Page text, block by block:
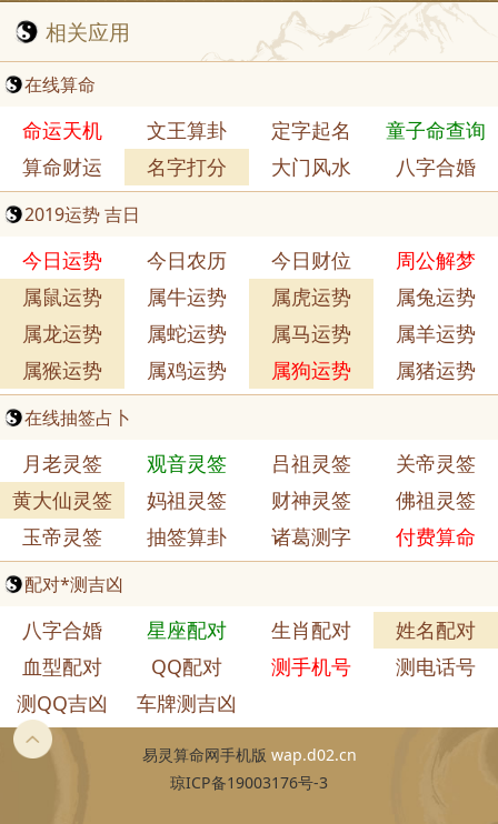
相关应用
在线算命
命运天机 文王算卦 定字起名
童子命查询
算命财运
名字打分 大门风水 八字合婚
2019运势 吉日
今日运势 今日农历 今日财位
周公解梦
属鼠运势
属牛运势 属虎运势
属兔运势
属龙运势
属蛇运势 属马运势
属羊运势
属猴运势
属鸡运势 属狗运势 属猪运势
在线抽签占卜
月老灵签 观音灵签 吕祖灵签
关帝灵签
黄大仙灵签
妈祖灵签 财神灵签
佛祖灵签
玉帝灵签
抽签算卦 诸葛测字 付费算命
配对*测吉凶
八字合婚 星座配对 生肖配对
姓名配对
血型配对
QQ配对 测手机号
测电话号
测QQ吉凶
车牌测吉凶
易灵算命网手机版 wap.d02.cn
琼ICP备19003176号-3